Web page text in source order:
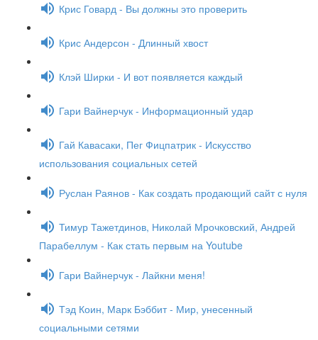
Крис Говард - Вы должны это проверить
Крис Андерсон - Длинный хвост
Клэй Ширки - И вот появляется каждый
Гари Вайнерчук - Информационный удар
Гай Кавасаки, Пег Фицпатрик - Искусство
использования социальных сетей
Руслан Раянов - Как создать продающий сайт с нуля
Тимур Тажетдинов, Николай Мрочковский, Андрей
Парабеллум - Как стать первым на Youtube
Гари Вайнерчук - Лайкни меня!
Тэд Коин, Марк Бэббит - Мир, унесенный
социальными сетями